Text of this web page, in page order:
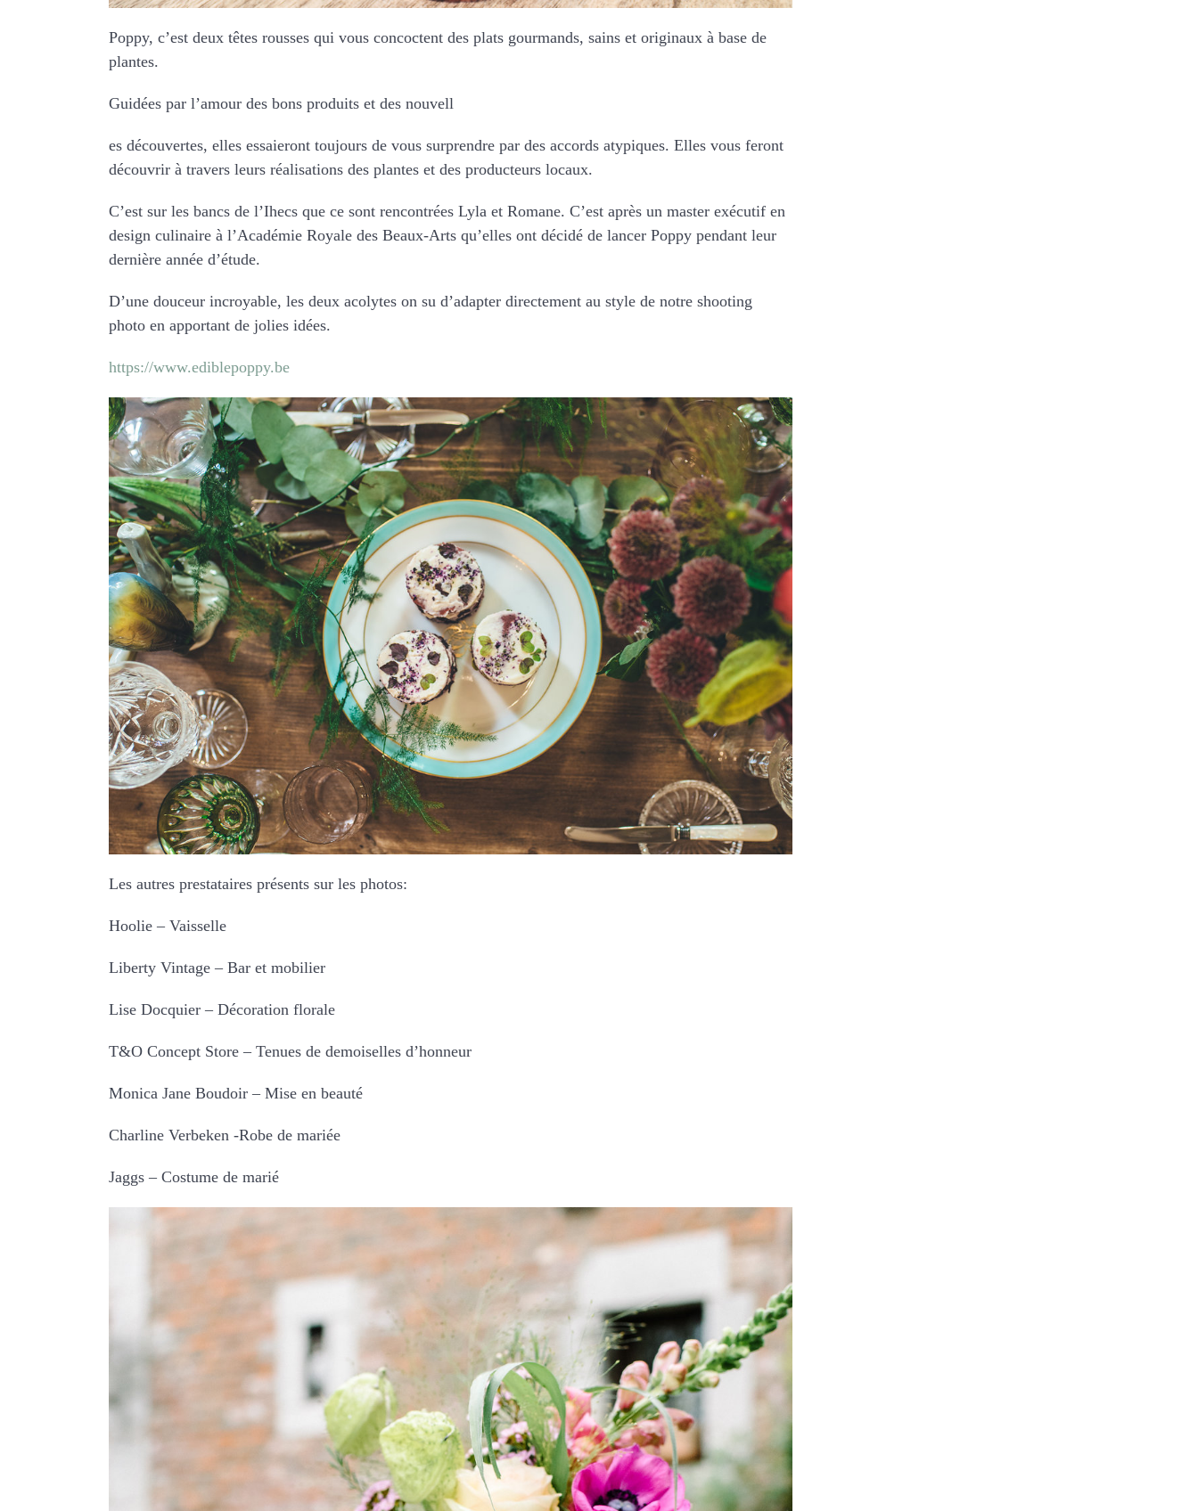
Poppy, c’est deux têtes rousses qui vous concoctent des plats gourmands, sains et originaux à base de
plantes.
Guidées par l’amour des bons produits et des nouvell
es découvertes, elles essaieront toujours de vous surprendre par des accords atypiques. Elles vous feront
découvrir à travers leurs réalisations des plantes et des producteurs locaux.
C’est sur les bancs de l’Ihecs que ce sont rencontrées Lyla et Romane. C’est après un master exécutif en
design culinaire à l’Académie Royale des Beaux-Arts qu’elles ont décidé de lancer Poppy pendant leur
dernière année d’étude.
D’une douceur incroyable, les deux acolytes on su d’adapter directement au style de notre shooting
photo en apportant de jolies idées.
https://www.ediblepoppy.be
Les autres prestataires présents sur les photos:
Hoolie – Vaisselle
Liberty Vintage – Bar et mobilier
Lise Docquier – Décoration florale
T&O Concept Store – Tenues de demoiselles d’honneur
Monica Jane Boudoir – Mise en beauté
Charline Verbeken -Robe de mariée
Jaggs – Costume de marié